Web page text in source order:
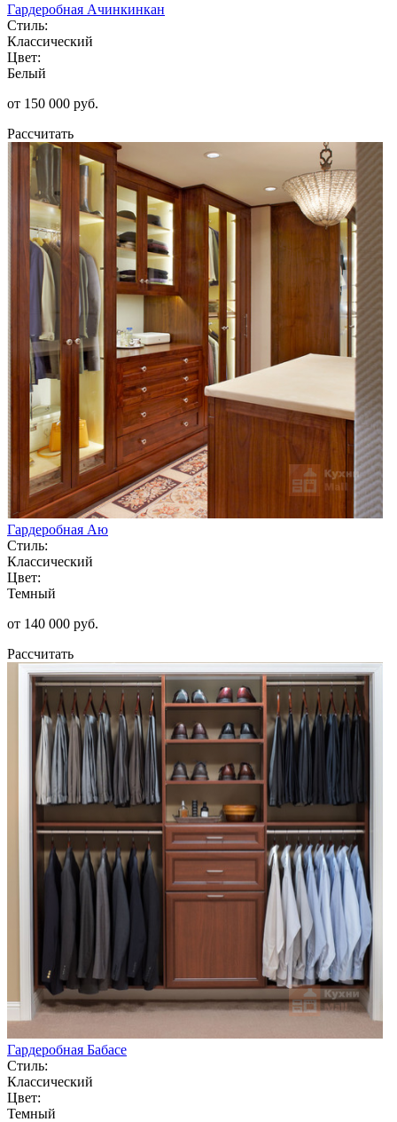
Гардеробная Ачинкинкан
Стиль:
Классический
Цвет:
Белый
от 150 000 руб.
Рассчитать
Гардеробная Аю
Стиль:
Классический
Цвет:
Темный
от 140 000 руб.
Рассчитать
Гардеробная Бабасе
Стиль:
Классический
Цвет:
Темный